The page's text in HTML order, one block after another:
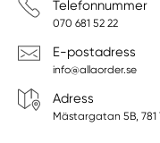
Telefonnummer
070 681 52 22
E-postadress
info@allaorder.se
Adress
Mästargatan 5B, 781